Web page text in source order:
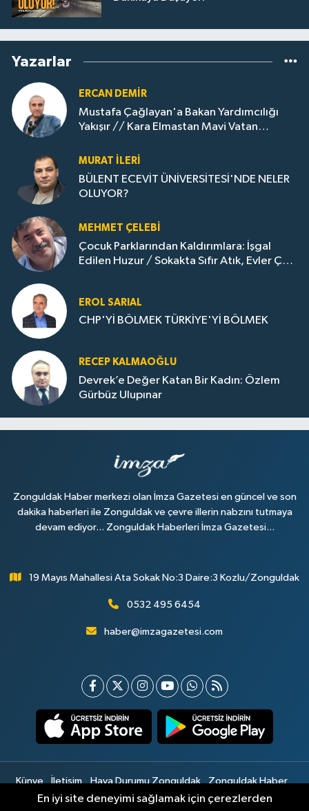
Yazarlar
ERCAN DEMIR
Mustafa Çağlayan'a Bakan Yardımcılığı
Yakışır // ​Kara Elmastan Mavi Vatan
MURAT İLERI
BÜLENT ECEVİT ÜNİVERSİTESİ'NDE NELER
OLUYOR?
MEHMET ÇELEBI
Çocuk Parklarından Kaldırımlara: İşgal
Edilen Huzur / Sokakta Sıfır Atık, Evler Çöp
EROL SARIAL
CHP'Yİ BÖLMEK TÜRKİYE'Yİ BÖLMEK
RECEP KALMAOĞLU
Devrek’e Değer Katan Bir Kadın: Özlem
Gürbüz Ulupınar
Zonguldak Haber merkezi olan İmza Gazetesi en güncel ve son
dakika haberleri ile Zonguldak ve çevre illerin nabzını tutmaya
devam ediyor... Zonguldak Haberleri İmza Gazetesi...
19 Mayıs Mahallesi Ata Sokak No:3 Daire:3 Kozlu/Zonguldak
0532 495 6454
haber@imzagazetesi.com
Künye İletişim Hava Durumu Zonguldak
Zonguldak Haber
Gizlilik Sözleşmesi
Hizmet Şartları Sitemap
En iyi site deneyimi sağlamak için çerezlerden